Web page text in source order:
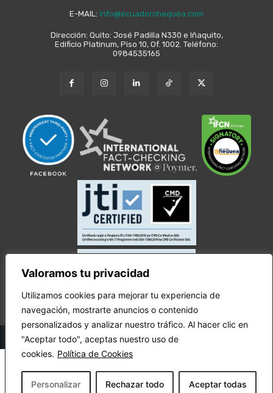
Valoramos tu privacidad
Utilizamos cookies para mejorar tu experiencia de
navegación, mostrarte anuncios o contenido
personalizados y analizar nuestro tráfico. Al hacer clic en
"Aceptar todo", aceptas nuestro uso de
cookies. Política de Cookies
Personalizar Rechazar todo Aceptar todas
E-MAIL: info@ecuadorchequea.com
Dirección: Quito: José Padilla N330 e Iñaquito,
Edificio Platinum, Piso 10, Of. 1002. Teléfono:
0984535165
© Copyright Ecuador Chequea 2025.
¡Apóyanos!